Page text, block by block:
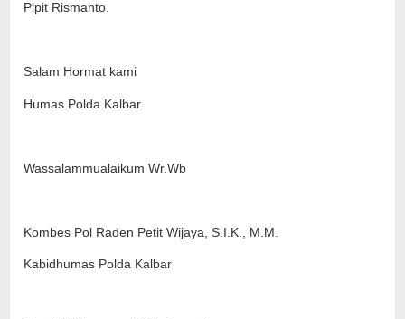
Pipit Rismanto.
Salam Hormat kami
Humas Polda Kalbar
Wassalammualaikum Wr.Wb
Kombes Pol Raden Petit Wijaya, S.I.K., M.M.
Kabidhumas Polda Kalbar